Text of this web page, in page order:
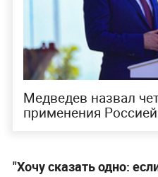
Медведев назвал
применения
"Хочу сказать одно: